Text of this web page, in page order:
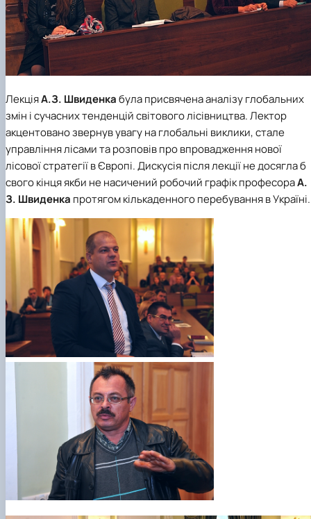
ЛекціяА.З. Швиденкабула присвячена аналізу глобальних
змін і сучасних тенденцій світового лісівництва. Лектор
акцентовано звернув увагу на глобальні виклики, стале
управління лісами та розповів про впровадження нової
лісової стратегії в Європі. Дискусія після лекції не досягла б
свого кінця якби не насичений робочий графік професораА.
З. Швиденка протягом кількаденного перебування в Україні.